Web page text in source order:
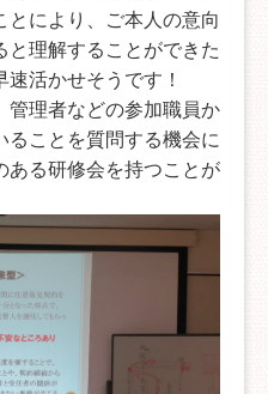
とにより、ご本人の意向
と理解することができた
活かせそうです！
管理者などの参加職員か
ることを質問する機会に
ある研修会を持つことが